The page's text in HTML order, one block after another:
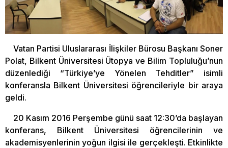
Vatan Partisi Uluslararası İlişkiler Bürosu Başkanı Soner
Polat, Bilkent Üniversitesi Ütopya ve Bilim Topluluğu’nun
düzenlediği “Türkiye’ye Yönelen Tehditler” isimli
konferansla Bilkent Üniversitesi öğrencileriyle bir araya
geldi.
20 Kasım 2016 Perşembe günü saat 12:30’da başlayan
konferans, Bilkent Üniversitesi öğrencilerinin ve
akademisyenlerinin yoğun ilgisi ile gerçekleşti. Etkinlikte